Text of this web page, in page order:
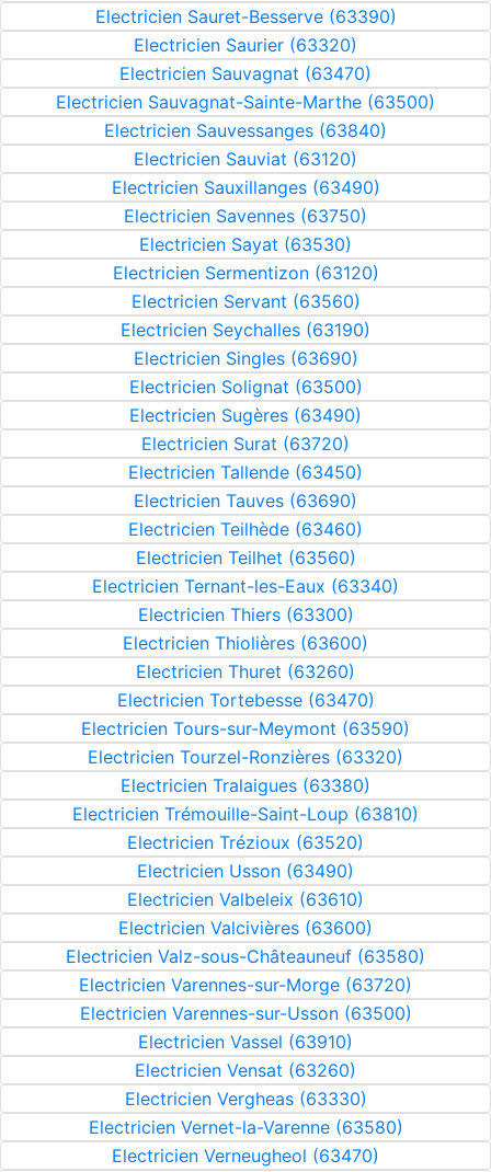
Electricien Sauret-Besserve (63390)
Electricien Saurier (63320)
Electricien Sauvagnat (63470)
Electricien Sauvagnat-Sainte-Marthe (63500)
Electricien Sauvessanges (63840)
Electricien Sauviat (63120)
Electricien Sauxillanges (63490)
Electricien Savennes (63750)
Electricien Sayat (63530)
Electricien Sermentizon (63120)
Electricien Servant (63560)
Electricien Seychalles (63190)
Electricien Singles (63690)
Electricien Solignat (63500)
Electricien Sugères (63490)
Electricien Surat (63720)
Electricien Tallende (63450)
Electricien Tauves (63690)
Electricien Teilhède (63460)
Electricien Teilhet (63560)
Electricien Ternant-les-Eaux (63340)
Electricien Thiers (63300)
Electricien Thiolières (63600)
Electricien Thuret (63260)
Electricien Tortebesse (63470)
Electricien Tours-sur-Meymont (63590)
Electricien Tourzel-Ronzières (63320)
Electricien Tralaigues (63380)
Electricien Trémouille-Saint-Loup (63810)
Electricien Trézioux (63520)
Electricien Usson (63490)
Electricien Valbeleix (63610)
Electricien Valcivières (63600)
Electricien Valz-sous-Châteauneuf (63580)
Electricien Varennes-sur-Morge (63720)
Electricien Varennes-sur-Usson (63500)
Electricien Vassel (63910)
Electricien Vensat (63260)
Electricien Vergheas (63330)
Electricien Vernet-la-Varenne (63580)
Electricien Verneugheol (63470)